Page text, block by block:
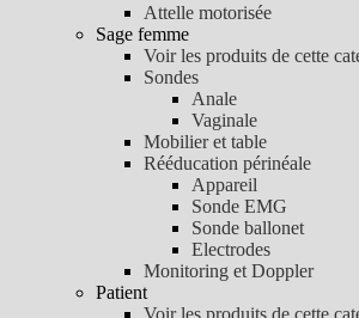
Attelle motorisée
Sage femme
Voir les produits de cette
Sondes
Anale
Vaginale
Mobilier et table
Rééducation périnéale
Appareil
Sonde EMG
Sonde ballonet
Electrodes
Monitoring et Doppler
Patient
Voir les produits de cette